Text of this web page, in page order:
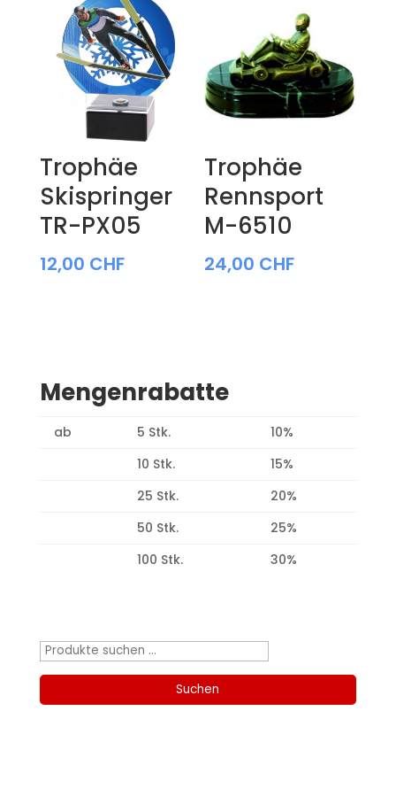
Trophäe
Skispringer
TR-PX05
12,00 CHF
Trophäe
Rennsport
M-6510
24,00 CHF
Mengenrabatte
ab 5 Stk.
10%
10 Stk.
15%
25 Stk.
20%
50 Stk.
25%
100 Stk.
30%
Suchen
Suchen